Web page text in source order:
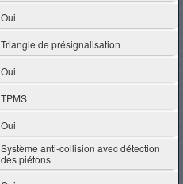
Oui
Triangle de présignalisation
Oui
TPMS
Oui
Système anti-collision avec détection
des piétons